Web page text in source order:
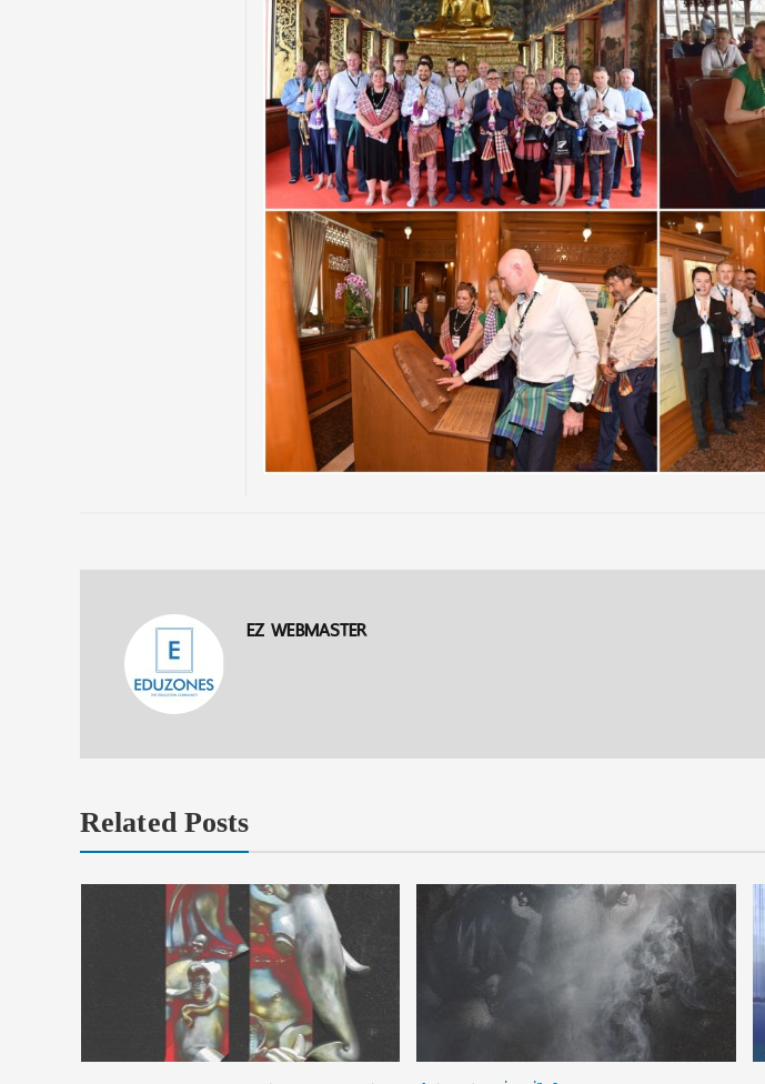
EZ WEBMASTER
Related Posts